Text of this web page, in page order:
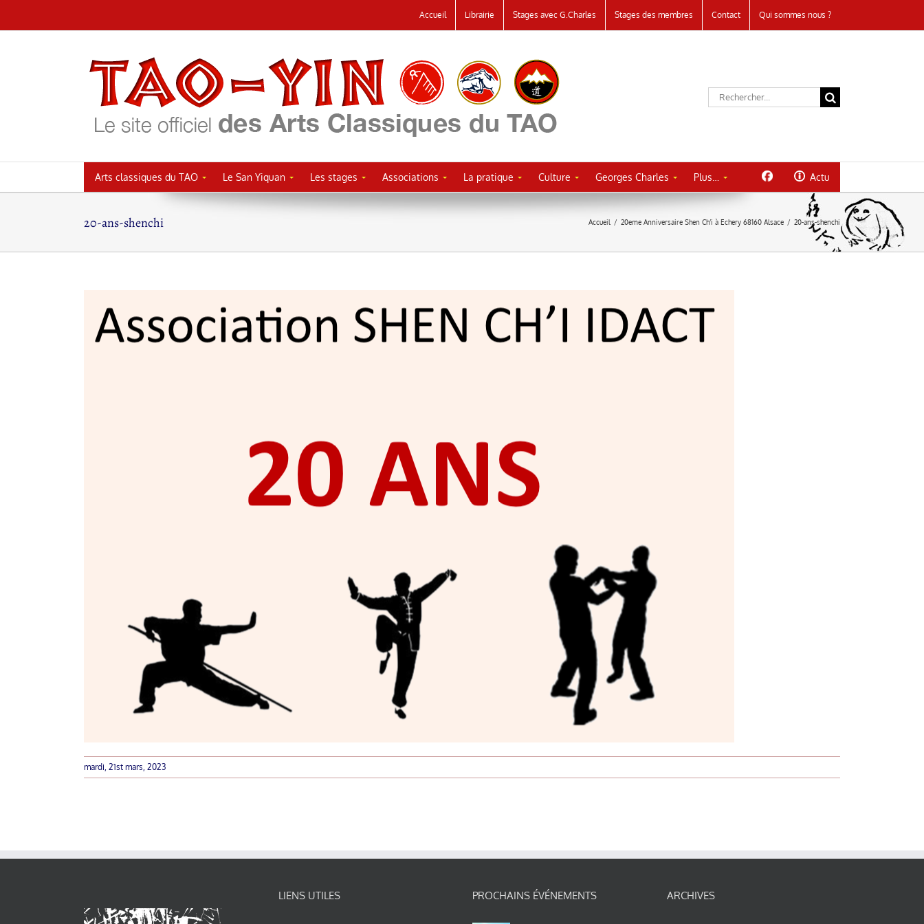
au
Accueil Librairie Stages avec G.Charles Stages des membres Contact Qui sommes nous ?
Rechercher:
Arts classiques du TAO Le San Yiquan Les stages Associations La pratique Culture Georges Charles Plus… Actu
20-ans-shenchi Accueil / 20eme Anniversaire Shen Ch’i à Echery 68160 Alsace / 20-ans-shenchi
mardi, 21st mars, 2023
LIENS UTILES PROCHAINS ÉVÉNEMENTS ARCHIVES